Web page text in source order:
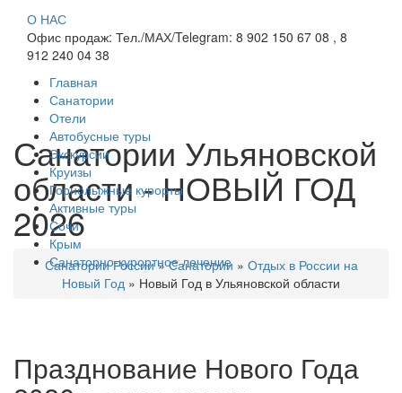
О НАС
Офис продаж: Тел./МАХ/Telegram: 8 902 150 67 08 , 8
912 240 04 38
Главная
Санатории
Отели
Автобусные туры
Экскурсии
Круизы
Горнолыжные курорты
Активные туры
Сочи
Крым
Санаторно-курортное лечение
Санатории Ульяновской
области - НОВЫЙ ГОД
2026
Санатории России»Санатории » Отдых в России на
Новый Год » Новый Год в Ульяновской области
Празднование Нового Года